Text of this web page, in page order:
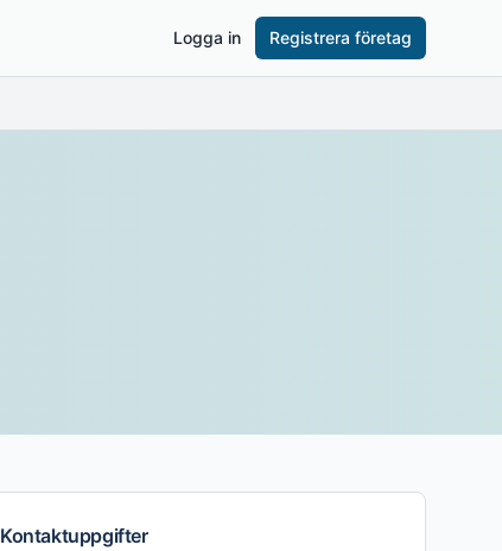
Logga in Registrera företag
Kontaktuppgifter